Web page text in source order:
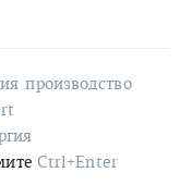
производство
Ctrl+Enter